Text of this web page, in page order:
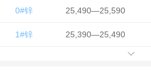
0#锌 25,490—25,590
1#锌 25,390—25,490